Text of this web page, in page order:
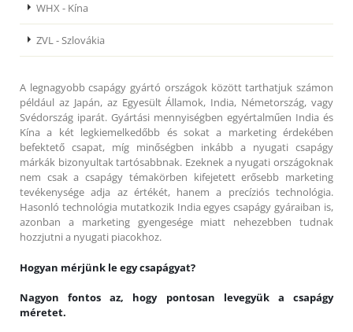
WHX - Kína
ZVL - Szlovákia
A legnagyobb csapágy gyártó országok között tarthatjuk számon
például az Japán, az Egyesült Államok, India, Németország, vagy
Svédország iparát. Gyártási mennyiségben egyértalműen India és
Kína a két legkiemelkedőbb és sokat a marketing érdekében
befektető csapat, míg minőségben inkább a nyugati csapágy
márkák bizonyultak tartósabbnak. Ezeknek a nyugati országoknak
nem csak a csapágy témakörben kifejetett erősebb marketing
tevékenysége adja az értékét, hanem a precíziós technológia.
Hasonló technológia mutatkozik India egyes csapágy gyáraiban is,
azonban a marketing gyengesége miatt nehezebben tudnak
hozzjutni a nyugati piacokhoz.
Hogyan mérjünk le egy csapágyat?
Nagyon fontos az, hogy pontosan levegyük a csapágy
méretet.